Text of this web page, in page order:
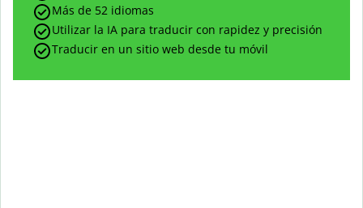
Más de 52 idiomas
Utilizar la IA para traducir con rapidez y precisión
Traducir en un sitio web desde tu móvil